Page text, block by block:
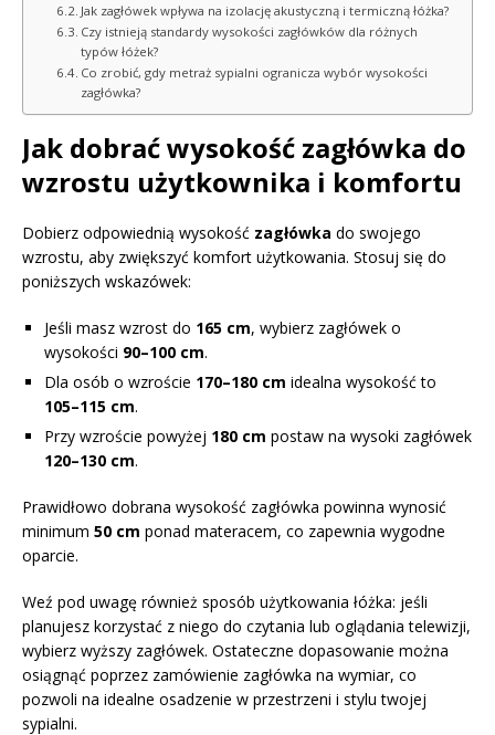
Jak zagłówek wpływa na izolację akustyczną i termiczną łóżka?
Czy istnieją standardy wysokości zagłówków dla różnych
typów łóżek?
Co zrobić, gdy metraż sypialni ogranicza wybór wysokości
zagłówka?
Jak dobrać wysokość zagłówka do
wzrostu użytkownika i komfortu
Dobierz odpowiednią wysokość zagłówka do swojego
wzrostu, aby zwiększyć komfort użytkowania. Stosuj się do
poniższych wskazówek:
Jeśli masz wzrost do 165 cm, wybierz zagłówek o
wysokości 90–100 cm.
Dla osób o wzroście 170–180 cm idealna wysokość to
105–115 cm.
Przy wzroście powyżej 180 cm postaw na wysoki zagłówek
120–130 cm.
Prawidłowo dobrana wysokość zagłówka powinna wynosić
minimum 50 cm ponad materacem, co zapewnia wygodne
oparcie.
Weź pod uwagę również sposób użytkowania łóżka: jeśli
planujesz korzystać z niego do czytania lub oglądania telewizji,
wybierz wyższy zagłówek. Ostateczne dopasowanie można
osiągnąć poprzez zamówienie zagłówka na wymiar, co
pozwoli na idealne osadzenie w przestrzeni i stylu twojej
sypialni.